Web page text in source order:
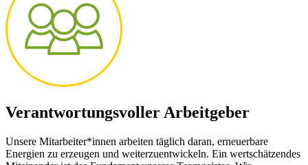
Verantwortungsvoller Arbeitgeber
Unsere Mitarbeiter*innen arbeiten täglich daran, erneuerbare
Energien zu erzeugen und weiterzuentwickeln. Ein wertschätzendes